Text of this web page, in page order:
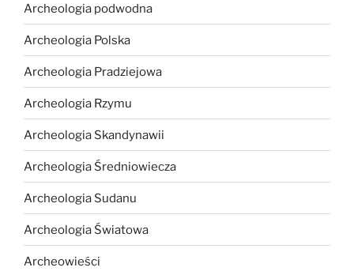
Archeologia podwodna
Archeologia Polska
Archeologia Pradziejowa
Archeologia Rzymu
Archeologia Skandynawii
Archeologia Średniowiecza
Archeologia Sudanu
Archeologia Światowa
Archeowieści